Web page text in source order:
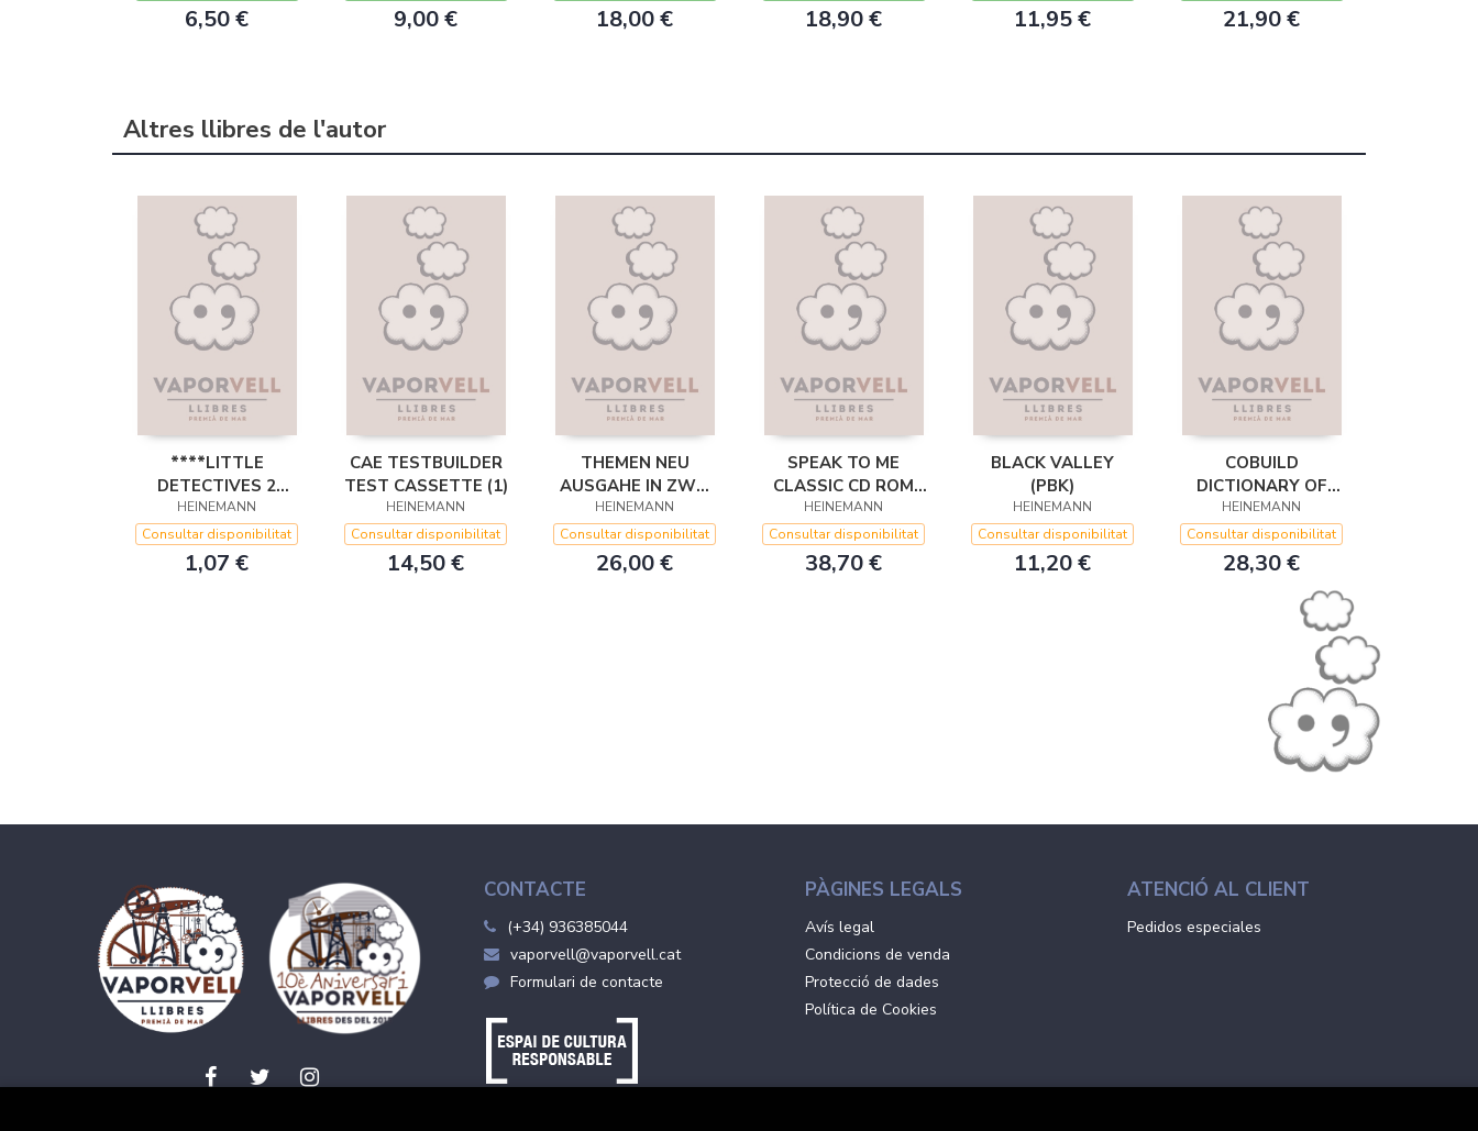
6,50 € 9,00 € 18,00 € 18,90 € 11,95 € 21,90 €
Altres llibres de l'autor
****LITTLE
DETECTIVES 2
PHOTOCOPIABLES
RES
HEINEMANN
Consultar disponibilitat
1,07 €
CAE TESTBUILDER
TEST CASSETTE (1)
HEINEMANN
Consultar disponibilitat
14,50 €
THEMEN NEU
AUSGAHE IN ZWEI
CD AUDIO
HEINEMANN
Consultar disponibilitat
26,00 €
SPEAK TO ME
CLASSIC CD ROM
(ALEMAN/INGLES)
DEUTSCH
HEINEMANN
Consultar disponibilitat
38,70 €
BLACK VALLEY
(PBK)
HEINEMANN
Consultar disponibilitat
11,20 €
COBUILD
DICTIONARY OF
IDIOMS PBK - 2ª
EDICION
HEINEMANN
Consultar disponibilitat
28,30 €
CONTACTE
(+34) 936385044
vaporvell@vaporvell.cat
Formulari de contacte
PÀGINES LEGALS
Avís legal
Condicions de venda
Protecció de dades
Política de Cookies
ATENCIÓ AL CLIENT
Pedidos especiales